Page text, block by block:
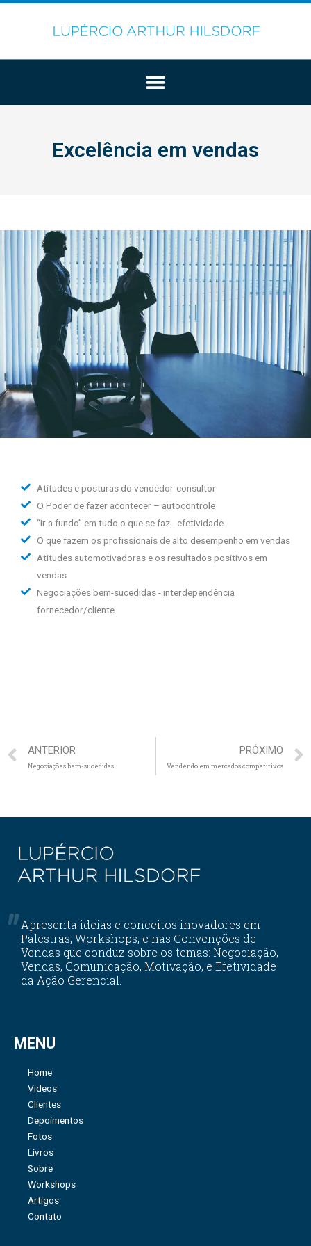
Excelência em vendas
Atitudes e posturas do vendedor-consultor
O Poder de fazer acontecer – autocontrole
“Ir a fundo” em tudo o que se faz - efetividade
O que fazem os profissionais de alto desempenho em vendas
Atitudes automotivadoras e os resultados positivos em
vendas
Negociações bem-sucedidas - interdependência
fornecedor/cliente
ANTERIOR
Negociações bem-sucedidas
PRÓXIMO
Vendendo em mercados competitivos
Apresenta ideias e conceitos inovadores em
Palestras, Workshops, e nas Convenções de
Vendas que conduz sobre os temas: Negociação,
Vendas, Comunicação, Motivação, e Efetividade
da Ação Gerencial.
MENU
Home
Vídeos
Clientes
Depoimentos
Fotos
Livros
Sobre
Workshops
Artigos
Contato